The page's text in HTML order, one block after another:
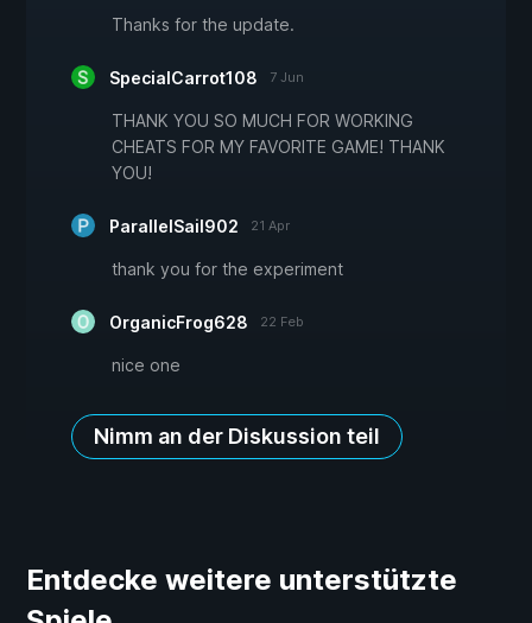
Thanks for the update.
SpecialCarrot108 7 Jun
THANK YOU SO MUCH FOR WORKING
CHEATS FOR MY FAVORITE GAME! THANK
YOU!
ParallelSail902 21 Apr
thank you for the experiment
OrganicFrog628 22 Feb
nice one
Nimm an der Diskussion teil
Entdecke weitere unterstützte